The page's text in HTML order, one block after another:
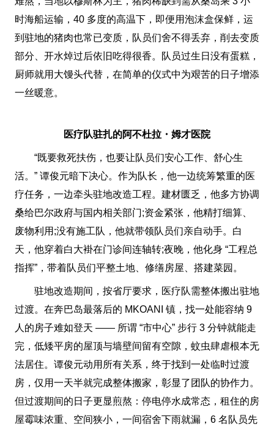
时海船运输，40 多度的高温下，即便用泡沫盒保鲜，运
到驻地的猪肉也常已变质，队员们舍不得丢弃，削去变质
部分、开水焯过后依旧吃得很香。队员过生日没有蛋糕，
厨师就用大馒头代替，在简单的仪式中为艰苦的日子增添
一丝暖意。
医疗队驻扎的阿不杜拉・姆才医院
“既要救死扶伤，也要让队员们安心工作、舒心生
活。” 谭俊元暗下决心。作为队长，他一边统筹繁重的医
疗任务，一边牵头驻地改造工程。建材匮乏，他多方协调
桑给巴尔政府与国内相关部门;资金紧张，他精打细算、
废物利用;没有施工队，他就带领队员们亲自动手。白
天，他穿着白大褂在门诊间连轴转;夜晚，他化身 “工程总
指挥”，带着队员们平整土地、修缮房屋、搭建菜园。
驻地改造期间，按省厅要求，医疗队需整体搬出驻地
过渡。在奔巴岛最落后的 MKOANI 镇，找一处能容纳 9
人的房子难如登天 —— 所谓 “市中心” 步行 3 分钟就能走
完，低矮平房的屋顶与墙壁间留有空隙，蚊虫肆虐根本无
法居住。谭俊元动用所有关系，终于找到一处临时过渡
房，仅用一天半就完成整体搬家，彰显了团队的协作力。
但过渡期间的日子更显煎熬：停电停水成常态，租住的房
屋霉味浓重、空间狭小，一间宿舍下雨就漏，6 名队员先